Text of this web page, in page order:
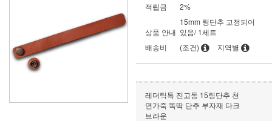
적립금
2%
상품 안내
15mm 링단추 고정되어
있음/ 1세트
배송비
(조건) 지역별
레더틱톡 진고동 15링단추 천
연가죽 똑딱 단추 부자재 다크
브라운